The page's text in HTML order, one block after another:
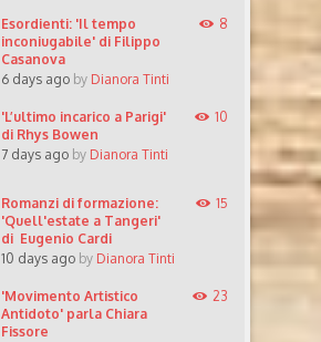
Esordienti: 'Il tempo
inconiugabile' di Filippo
Casanova
6 days ago by Dianora Tinti
8
'L’ultimo incarico a Parigi'
di Rhys Bowen
7 days ago by Dianora Tinti
10
Romanzi di formazione:
'Quell'estate a Tangeri'
di Eugenio Cardi
10 days ago by Dianora Tinti
15
'Movimento Artistico
Antidoto' parla Chiara
Fissore
23